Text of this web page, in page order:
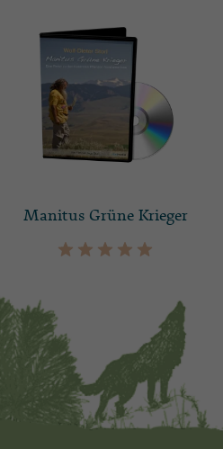
Manitus Grüne Krieger